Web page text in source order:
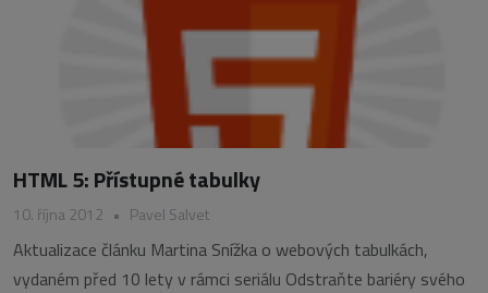
HTML 5: Přístupné tabulky
10. října 2012 • Pavel Salvet
Aktualizace článku Martina Snížka o webových tabulkách,
vydaném před 10 lety v rámci seriálu Odstraňte bariéry svého